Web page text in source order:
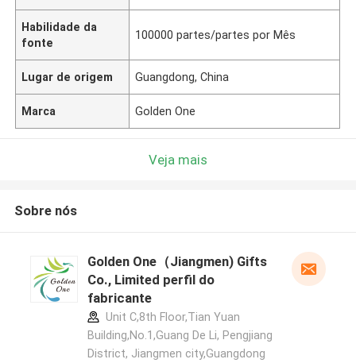
Habilidade da
fonte
100000 partes/partes por Mês
Lugar de origem Guangdong, China
Marca Golden One
Veja mais
Sobre nós
Golden One（Jiangmen) Gifts
Co., Limited perfil do
fabricante
Unit C,8th Floor,Tian Yuan
Building,No.1,Guang De Li, Pengjiang
District, Jiangmen city,Guangdong